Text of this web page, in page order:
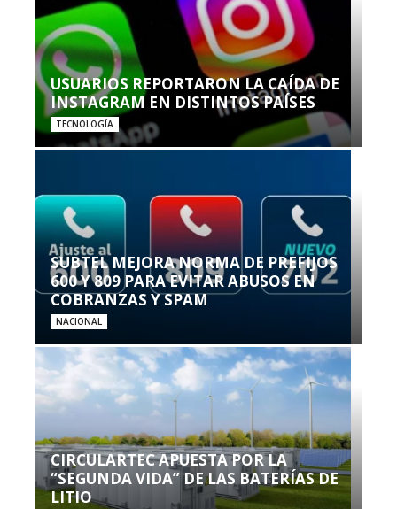
USUARIOS REPORTARON LA CAÍDA DE
INSTAGRAM EN DISTINTOS PAÍSES
TECNOLOGÍA
SUBTEL MEJORA NORMA DE PREFIJOS
600 Y 809 PARA EVITAR ABUSOS EN
COBRANZAS Y SPAM
NACIONAL
CIRCULARTEC APUESTA POR LA
“SEGUNDA VIDA” DE LAS BATERÍAS DE
LITIO